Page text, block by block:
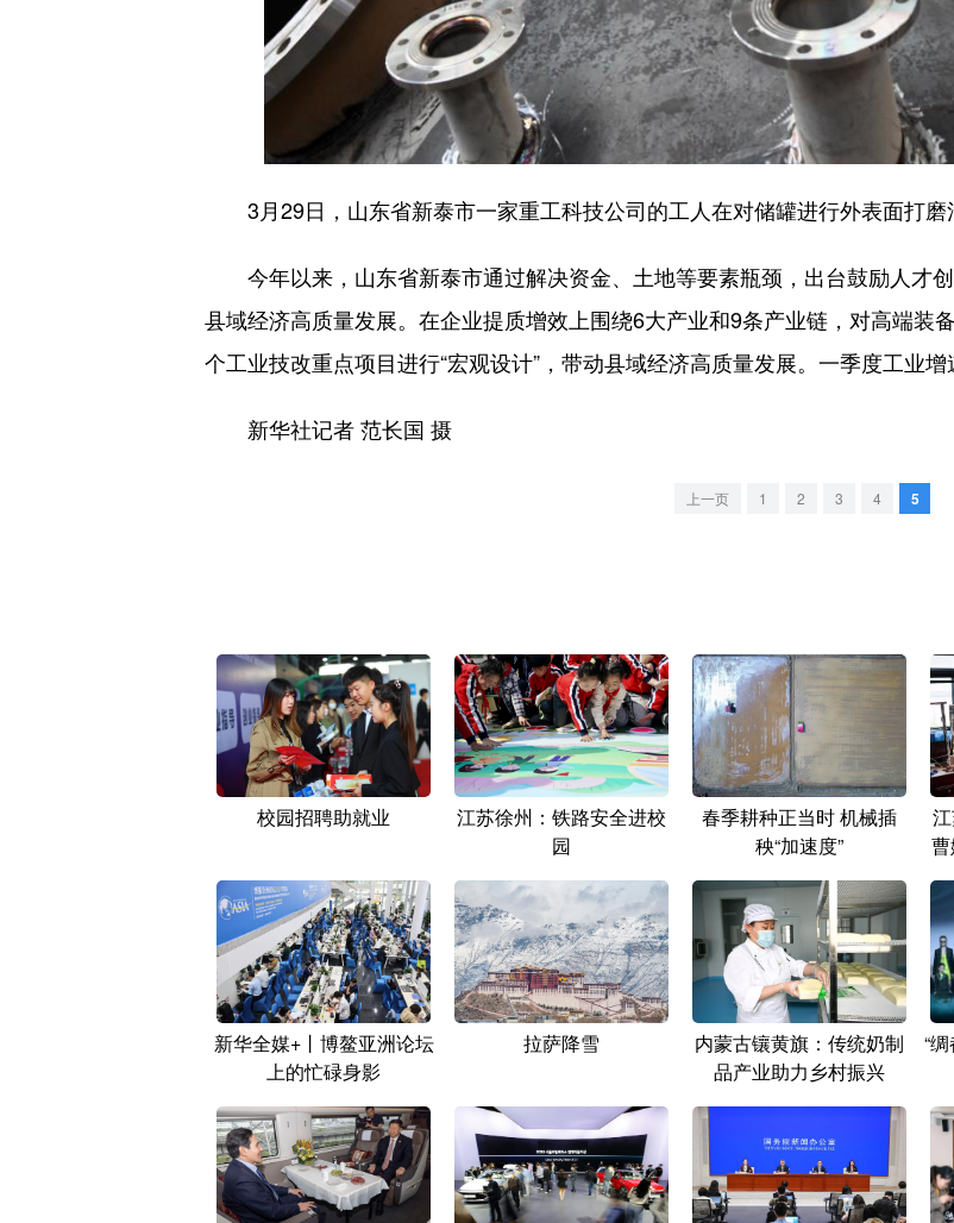
3月29日，山东省新泰市一家重工科技公司的工人在对储罐进行外表面打磨
今年以来，山东省新泰市通过解决资金、土地等要素瓶颈，出台鼓励人才创
县域经济高质量发展。在企业提质增效上围绕6大产业和9条产业链，对高端装
个工业技改重点项目进行“宏观设计”，带动县域经济高质量发展。一季度工业增
新华社记者 范长国 摄
上一页 1 2 3 4 5
校园招聘助就业
江苏徐州：铁路安全进校
园
春季耕种正当时 机械插
秧“加速度”
新华全媒+丨博鳌亚洲论坛
上的忙碌身影
拉萨降雪
内蒙古镶黄旗：传统奶制
品产业助力乡村振兴
“